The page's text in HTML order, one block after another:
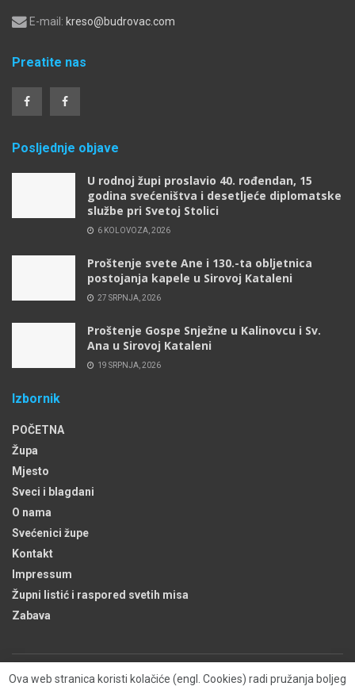
E-mail: kreso@budrovac.com
Preatite nas
Posljednje objave
U rodnoj župi proslavio 40. rođendan, 15
godina svećeništva i desetljeće diplomatske
službe pri Svetoj Stolici
6 KOLOVOZA, 2026
Proštenje svete Ane i 130.-ta obljetnica
postojanja kapele u Sirovoj Kataleni
27 SRPNJA, 2026
Proštenje Gospe Snježne u Kalinovcu i Sv.
Ana u Sirovoj Kataleni
19 SRPNJA, 2026
Izbornik
POČETNA
Župa
Mjesto
Sveci i blagdani
O nama
Svećenici župe
Kontakt
Impressum
Župni listić i raspored svetih misa
Zabava
Ova web stranica koristi kolačiće (engl. Cookies) radi pružanja boljeg